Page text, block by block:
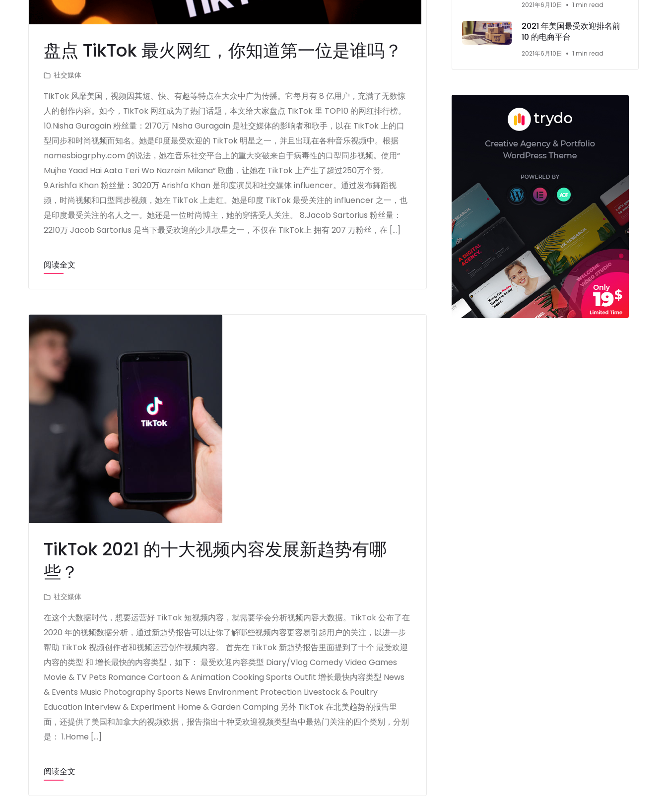
盘点 TikTok 最火网红，你知道第一位是谁吗？
社交媒体
TikTok 风靡美国，视频因其短、快、有趣等特点在大众中广为传播。它每月有 8 亿用户，充满了无数惊
人的创作内容。如今，TikTok 网红成为了热门话题，本文给大家盘点 TikTok 里 TOP10 的网红排行榜。
10.Nisha Guragain 粉丝量：2170万 Nisha Guragain 是社交媒体的影响者和歌手，以在 TikTok 上的口
型同步和时尚视频而知名。她是印度最受欢迎的 TikTok 明星之一，并且出现在各种音乐视频中。根据
namesbiogrphy.com 的说法，她在音乐社交平台上的重大突破来自于病毒性的口型同步视频。使用“
Mujhe Yaad Hai Aata Teri Wo Nazrein Milana” 歌曲，让她在 TikTok 上产生了超过250万个赞。
9.Arishfa Khan 粉丝量：3020万 Arishfa Khan 是印度演员和社交媒体 influencer。通过发布舞蹈视
频，时尚视频和口型同步视频，她在 TikTok 上走红。她是印度 TikTok 最受关注的 influencer 之一，也
是印度最受关注的名人之一。她还是一位时尚博主，她的穿搭受人关注。 8.Jacob Sartorius 粉丝量：
2210万 Jacob Sartorius 是当下最受欢迎的少儿歌星之一，不仅在 TikTok上 拥有 207 万粉丝，在 […]
阅读全文
TikTok 2021 的十大视频内容发展新趋势有哪
些？
社交媒体
在这个大数据时代，想要运营好 TikTok 短视频内容，就需要学会分析视频内容大数据。TikTok 公布了在
2020 年的视频数据分析，通过新趋势报告可以让你了解哪些视频内容更容易引起用户的关注，以进一步
帮助 TikTok 视频创作者和视频运营创作视频内容。 首先在 TikTok 新趋势报告里面提到了十个 最受欢迎
内容的类型 和 增长最快的内容类型，如下： 最受欢迎内容类型 Diary/Vlog Comedy Video Games
Movie & TV Pets Romance Cartoon & Animation Cooking Sports Outfit 增长最快内容类型 News
& Events Music Photography Sports News Environment Protection Livestock & Poultry
Education Interview & Experiment Home & Garden Camping 另外 TikTok 在北美趋势的报告里
面，还提供了美国和加拿大的视频数据，报告指出十种受欢迎视频类型当中最热门关注的四个类别，分别
是： 1.Home […]
阅读全文
2021年6月10日 1 min read
2021 年美国最受欢迎排名前
10 的电商平台
2021年6月10日 1 min read